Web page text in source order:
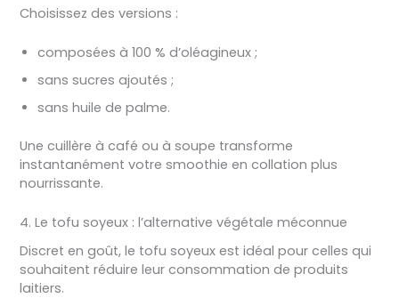
Choisissez des versions :
composées à 100 % d’oléagineux ;
sans sucres ajoutés ;
sans huile de palme.
Une cuillère à café ou à soupe transforme
instantanément votre smoothie en collation plus
nourrissante.
4. Le tofu soyeux : l’alternative végétale méconnue
Discret en goût, le tofu soyeux est idéal pour celles qui
souhaitent réduire leur consommation de produits
laitiers.